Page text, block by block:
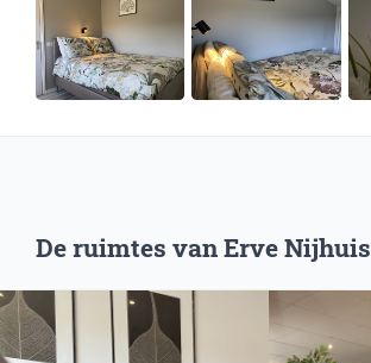
De ruimtes van Erve Nijhuis